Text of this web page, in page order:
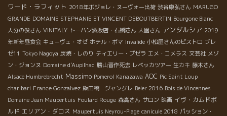
ワード・ラフィット 2018年ボジョレ・ヌーヴォー出荷 渋谷康弘さん MARUGO
GRANDE DOMAINE STEPHANIE ET VINCENT DEBOUTBERTIN Bourgone Blanc
大分の俊さん VINITALY トーハン酒販店・石橋さん 大園さん アンダルシア 2019
年新年昼食会 キューヴェ・オゼ ホテル・ボマ Invalide 小松屋さんのビストロ ブレ
ゼ11 Tokyo Nagoya 炭焼・しのり ティエリー・プゼラ エメ・コメラス 文芸社 メゾ
ン・ジョンヌ Domaine d'Aupilhac 勝山晋作死去 レベッカツアー 生カキ 藤木さん
Alsace Humbrebrecht Massimo Pomerol Kanazawa AOC Pic Saint Loup
charibari France Gonzalvez 飯田橋 ジャングレ Beier 2016 Bois de Vincennes
Domaine Jean Maupertuis Foulard Rouge 森高さん サロン 映画 イヴ・カムドボ
ルド エリアン・ダロス Maupertuis Neyrou-Plage canicule 2018 パッション・